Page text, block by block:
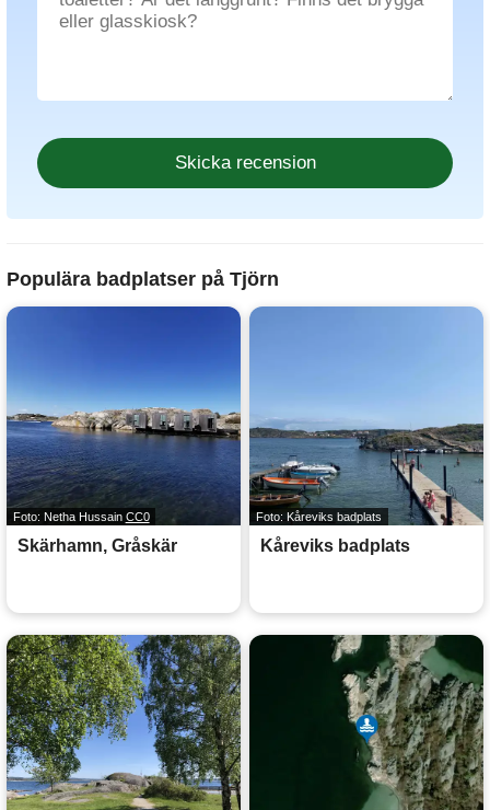
Populära badplatser på Tjörn
Foto: Netha Hussain CC0
Skärhamn, Gråskär
Foto: Kåreviks badplats
Kåreviks badplats